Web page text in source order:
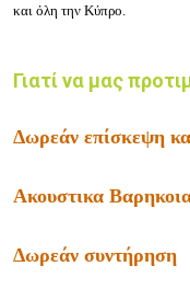
και όλη την Κύπρο.
Γιατί να μας
Δωρεάν επίσκεψη
Ακουστικα
Δωρεάν συντήρηση